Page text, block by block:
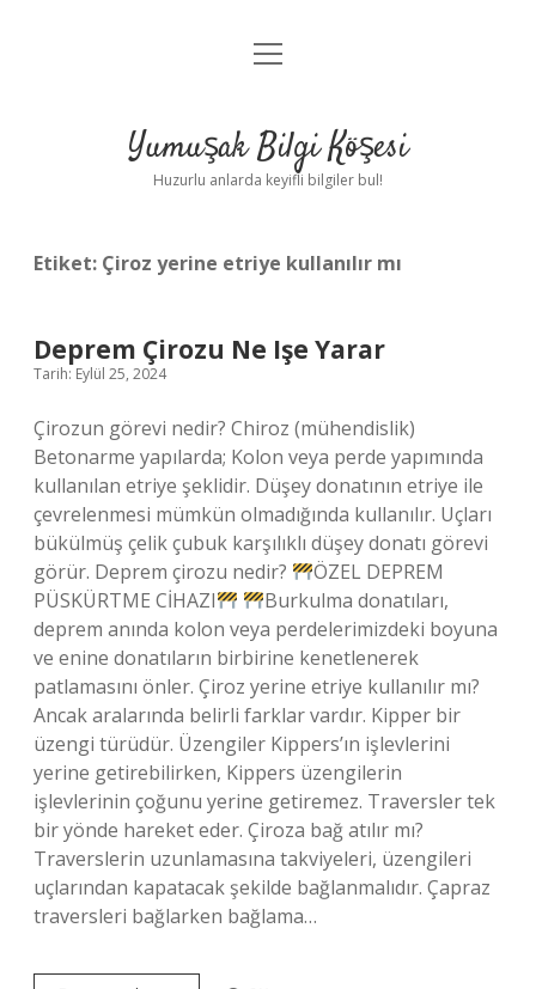
Anasayfa
Yasal Uyarı
menüyü
Yumuşak Bilgi Köşesi
Huzurlu anlarda keyifli bilgiler bul!
Etiket: Çiroz yerine etriye kullanılır mı
Deprem Çirozu Ne Işe Yarar
Tarih: Eylül 25, 2024
Çirozun görevi nedir? Chiroz (mühendislik)
Betonarme yapılarda; Kolon veya perde yapımında
kullanılan etriye şeklidir. Düşey donatının etriye ile
çevrelenmesi mümkün olmadığında kullanılır. Uçları
bükülmüş çelik çubuk karşılıklı düşey donatı görevi
görür. Deprem çirozu nedir?
ÖZEL DEPREM
PÜSKÜRTME CİHAZI
Burkulma donatıları,
deprem anında kolon veya perdelerimizdeki boyuna
ve enine donatıların birbirine kenetlenerek
patlamasını önler. Çiroz yerine etriye kullanılır mı?
Ancak aralarında belirli farklar vardır. Kipper bir
üzengi türüdür. Üzengiler Kippers’ın işlevlerini
yerine getirebilirken, Kippers üzengilerin
işlevlerinin çoğunu yerine getiremez. Traversler tek
bir yönde hareket eder. Çiroza bağ atılır mı?
Traverslerin uzunlamasına takviyeleri, üzengileri
uçlarından kapatacak şekilde bağlanmalıdır. Çapraz
traversleri bağlarken bağlama…